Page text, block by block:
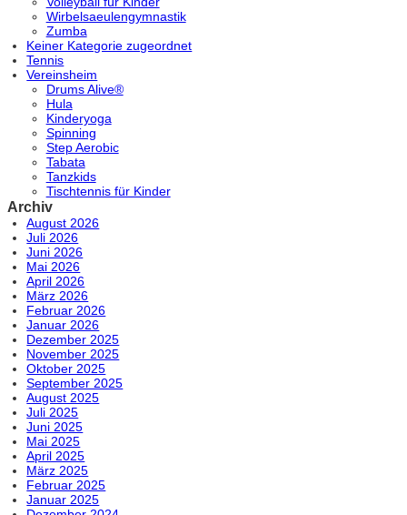
Wirbelsaeulengymnastik
Zumba
Keiner Kategorie zugeordnet
Tennis
Vereinsheim
Drums Alive®
Hula
Kinderyoga
Spinning
Step Aerobic
Tabata
Tanzkids
Tischtennis für Kinder
Archiv
August 2026
Juli 2026
Juni 2026
Mai 2026
April 2026
März 2026
Februar 2026
Januar 2026
Dezember 2025
November 2025
Oktober 2025
September 2025
August 2025
Juli 2025
Juni 2025
Mai 2025
April 2025
März 2025
Februar 2025
Januar 2025